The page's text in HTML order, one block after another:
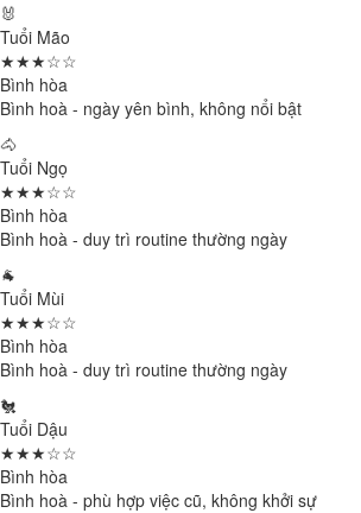
🐰
Tuổi Mão
★★★☆☆
Bình hòa
Bình hoà - ngày yên bình, không nổi bật
🐴
Tuổi Ngọ
★★★☆☆
Bình hòa
Bình hoà - duy trì routine thường ngày
🐐
Tuổi Mùi
★★★☆☆
Bình hòa
Bình hoà - duy trì routine thường ngày
🐔
Tuổi Dậu
★★★☆☆
Bình hòa
Bình hoà - phù hợp việc cũ, không khởi sự